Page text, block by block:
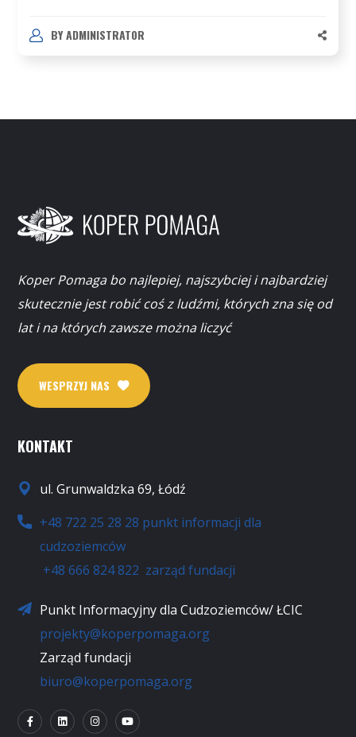
BYADMINISTRAT0R
Koper Pomaga bo najlepiej, najszybciej i najbardziej
skutecznie jest robić coś z ludźmi, których zna się od
lat i na których zawsze można liczyć
WESPRZYJ NAS
KONTAKT
ul. Grunwaldzka 69, Łódź
+48 722 25 28 28 punkt informacji dla
cudzoziemców
+48 666 824 822 zarząd fundacji
Punkt Informacyjny dla Cudzoziemców/ ŁCIC
projekty@koperpomaga.org
Zarząd fundacji
biuro@koperpomaga.org